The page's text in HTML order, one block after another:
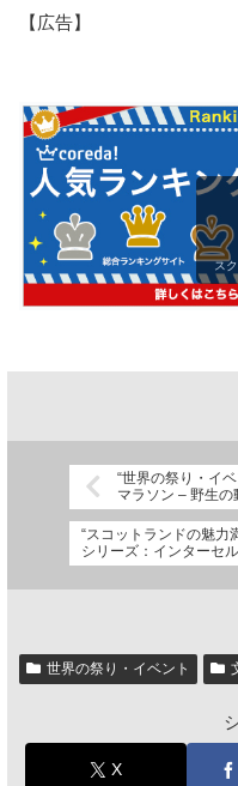
【広告】
ス
“世界の祭り・イ
マラソン – 野生の
“スコットランドの魅力
シリーズ：インターセ
世界の祭り・イベント
X